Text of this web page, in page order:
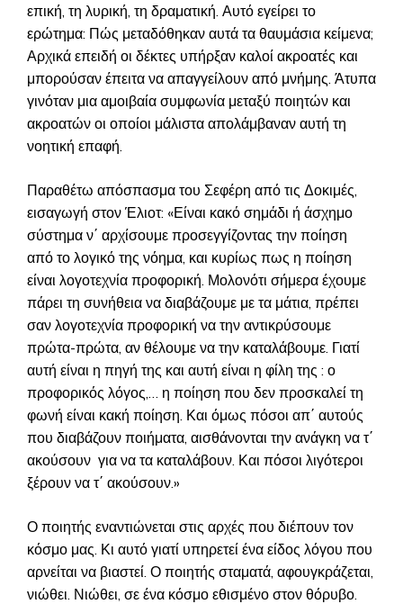
επική, τη λυρική, τη δραματική. Αυτό εγείρει το
ερώτημα: Πώς μεταδόθηκαν αυτά τα θαυμάσια κείμενα;
Αρχικά επειδή οι δέκτες υπήρξαν καλοί ακροατές και
μπορούσαν έπειτα να απαγγείλουν από μνήμης. Άτυπα
γινόταν μια αμοιβαία συμφωνία μεταξύ ποιητών και
ακροατών οι οποίοι μάλιστα απολάμβαναν αυτή τη
νοητική επαφή.
Παραθέτω απόσπασμα του Σεφέρη από τις Δοκιμές,
εισαγωγή στον Έλιοτ: «Είναι κακό σημάδι ή άσχημο
σύστημα ν΄ αρχίσουμε προσεγγίζοντας την ποίηση
από το λογικό της νόημα, και κυρίως πως η ποίηση
είναι λογοτεχνία προφορική. Μολονότι σήμερα έχουμε
πάρει τη συνήθεια να διαβάζουμε με τα μάτια, πρέπει
σαν λογοτεχνία προφορική να την αντικρύσουμε
πρώτα-πρώτα, αν θέλουμε να την καταλάβουμε. Γιατί
αυτή είναι η πηγή της και αυτή είναι η φίλη της : ο
προφορικός λόγος,… η ποίηση που δεν προσκαλεί τη
φωνή είναι κακή ποίηση. Και όμως πόσοι απ΄ αυτούς
που διαβάζουν ποιήματα, αισθάνονται την ανάγκη να τ΄
ακούσουν για να τα καταλάβουν. Και πόσοι λιγότεροι
ξέρουν να τ΄ ακούσουν.»
Ο ποιητής εναντιώνεται στις αρχές που διέπουν τον
κόσμο μας. Κι αυτό γιατί υπηρετεί ένα είδος λόγου που
αρνείται να βιαστεί. Ο ποιητής σταματά, αφουγκράζεται,
νιώθει. Νιώθει, σε ένα κόσμο εθισμένο στον θόρυβο.